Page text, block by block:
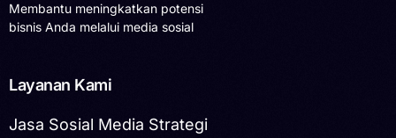
Membantu meningkatkan potensi
bisnis Anda melalui media sosial
Layanan Kami
Jasa Sosial Media Strategi